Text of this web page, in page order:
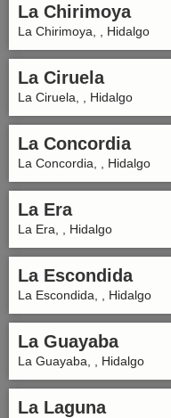
La Chirimoya
La Chirimoya, , Hidalgo
La Ciruela
La Ciruela, , Hidalgo
La Concordia
La Concordia, , Hidalgo
La Era
La Era, , Hidalgo
La Escondida
La Escondida, , Hidalgo
La Guayaba
La Guayaba, , Hidalgo
La Laguna